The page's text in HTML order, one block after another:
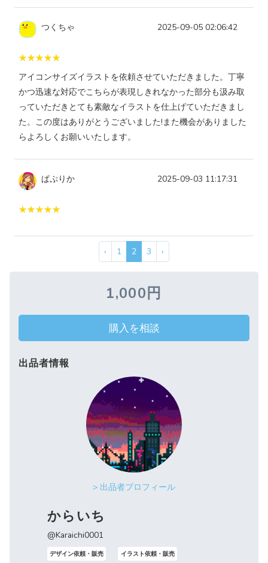
つくちゃ 2025-09-05 02:06:42
アイコンサイズイラストを依頼させていただきました。丁寧
かつ迅速な対応でこちらが表現しきれなかった部分も汲み取
っていただきとても素敵なイラストを仕上げていただきまし
た。この度はありがとうございました!また機会がありました
らよろしくお願いいたします。
ぱぷりか 2025-09-03 11:17:31
‹ 1 2 3 ›
1,000円
購入を相談
出品者情報
> 出品者プロフィール
からいち
@Karaichi0001
デザイン依頼・販売 イラスト依頼・販売